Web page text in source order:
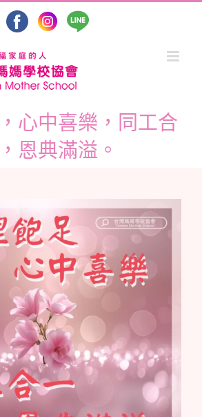
心中喜樂，同工合
恩典滿溢。